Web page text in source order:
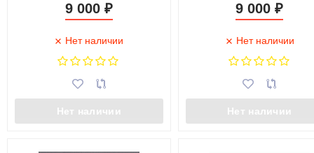
9 000 ₽
Нет наличии
Нет наличии
9 000₽
Нет наличии
Нет наличии